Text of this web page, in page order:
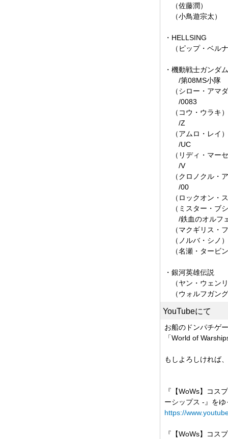
（佐藤潤）
（小鳥遊宗太）
・HELLSING
（ピップ・ベル
・機動戦士ガンダム
/第08MS小隊
（シロー・アマ
/0083
（コウ・ウラキ）
/Z
（アムロ・レイ）
/UC
（リディ・マー
/V
（クロノクル・
/00
（ロックオン・
（ミスター・ブ
/鉄血のオルフ
（マクギリス・
（ノルバ・シノ）
（名瀬・タービ
・銀河英雄伝説
（ヤン・ウェン
（ウォルフガン
YouTubeにて
お船のドンパチゲ
「World of
もしよろしければ
『【WoWs】コス
ーシップス -』を
https://
『【WoWs】コス